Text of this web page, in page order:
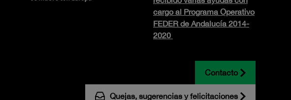
cargo al Programa Operativo
FEDER de Andalucía 2014-
2020
Contacto
Quejas, sugerencias y felicitaciones